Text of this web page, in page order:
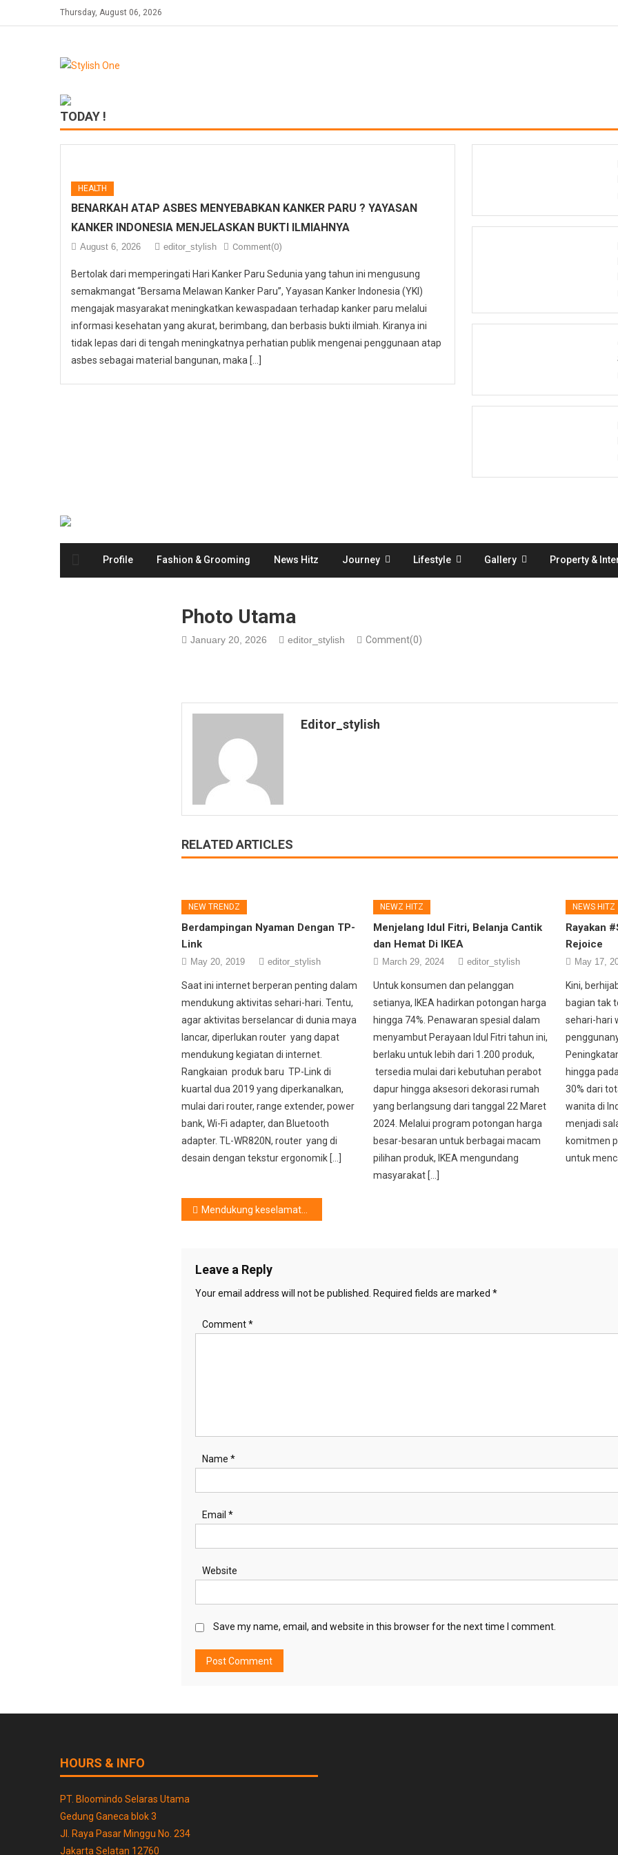
to
Thursday, August 06, 2026
TODAY !
HEALTH
BENARKAH ATAP ASBES MENYEBABKAN KANKER PARU ? YAYASAN
KANKER INDONESIA MENJELASKAN BUKTI ILMIAHNYA
August 6, 2026 editor_stylish Comment(0)
Bertolak dari memperingati Hari Kanker Paru Sedunia yang tahun ini mengusung
semakmangat “Bersama Melawan Kanker Paru”, Yayasan Kanker Indonesia (YKI)
mengajak masyarakat meningkatkan kewaspadaan terhadap kanker paru melalui
informasi kesehatan yang akurat, berimbang, dan berbasis bukti ilmiah. Kiranya ini
tidak lepas dari di tengah meningkatnya perhatian publik mengenai penggunaan atap
asbes sebagai material bangunan, maka […]
Profile Fashion & Grooming News Hitz Journey Lifestyle Gallery Property &
Photo Utama
January 20, 2026 editor_stylish Comment(0)
Editor_stylish
RELATED ARTICLES
NEW TRENDZ
Berdampingan Nyaman Dengan TP-
Link
May 20, 2019 editor_stylish
Saat ini internet berperan penting dalam
mendukung aktivitas sehari-hari. Tentu,
agar aktivitas berselancar di dunia maya
lancar, diperlukan router yang dapat
mendukung kegiatan di internet.
Rangkaian produk baru TP-Link di
kuartal dua 2019 yang diperkanalkan,
mulai dari router, range extender, power
bank, Wi-Fi adapter, dan Bluetooth
adapter. TL-WR820N, router yang di
desain dengan tekstur ergonomik […]
NEWZ HITZ
Menjelang Idul Fitri, Belanja Cantik
dan Hemat Di IKEA
March 29, 2024 editor_stylish
Untuk konsumen dan pelanggan
setianya, IKEA hadirkan potongan harga
hingga 74%. Penawaran spesial dalam
menyambut Perayaan Idul Fitri tahun ini,
berlaku untuk lebih dari 1.200 produk,
tersedia mulai dari kebutuhan perabot
dapur hingga aksesori dekorasi rumah
yang berlangsung dari tanggal 22 Maret
2024. Melalui program potongan harga
besar-besaran untuk berbagai macam
pilihan produk, IKEA mengundang
masyarakat […]
NEWS HITZ
Rayakan
Rejoice
May 17,
Kini,
bagian tak
sehari-hari
hingga
30% dari
wanita di
menjadi
komitmen
untuk
Post
Mendukung keselamatan, kesehatan, dan keamanan : Hadir Ekosistem Produk Terbaru
Leave a Reply
Your email address will not be published. Required fields are marked *
Comment*
Name *
Email *
Website
Save my name, email, and website in this browser for the next time I comment.
HOURS & INFO
PT. Bloomindo Selaras Utama
Gedung Ganeca blok 3
Jl. Raya Pasar Minggu No. 234
Jakarta Selatan 12760